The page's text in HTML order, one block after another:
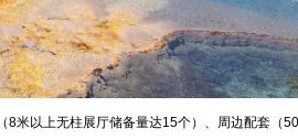
米以上无柱展厅储备量达15个）、周边配套（